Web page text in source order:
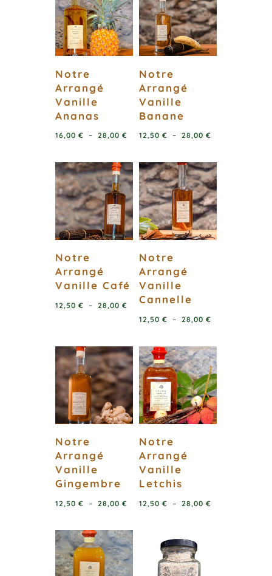
Notre
Arrangé
Vanille
Ananas
16,00 € – 28,00 €Plage
prix :
16,00 €
à
28,00 €
Notre
Arrangé
Vanille
Banane
12,50€ – 28,00€
prix :
12,50 €
à
28,00 €
Notre
Arrangé
Vanille Café
12,50 € – 28,00 €Plage
12,50 €
à
28,00 €
Notre
Arrangé
Vanille
Cannelle
12,50€ – 28,00€
prix :
12,50 €
à
28,00 €
Notre
Arrangé
Vanille
Gingembre
12,50 € – 28,00 €Plage
prix :
12,50 €
à
Notre
Arrangé
Vanille
Letchis
12,50€ – 28,00€